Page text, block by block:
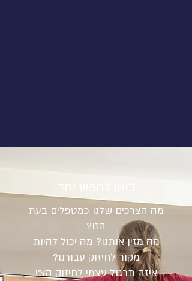
בואו לחפש יחד
מה הצרכים שלנו כמטפלים בעת
הזו?
מה מזין אותנו? מה יכול להיות
מקור לחיזוק עבורנו?
איזה תרגול עצמי לחיזוק הצ'י